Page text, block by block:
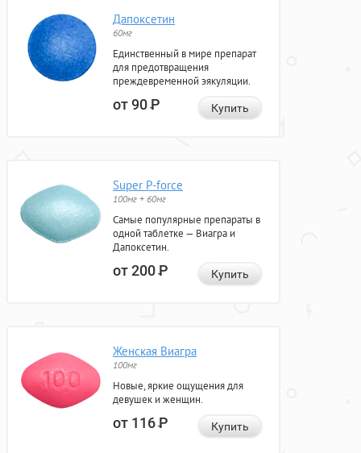
Дапоксетин
60мг
Единственный в мире препарат
для предотвращения
преждевременной эякуляции.
от 90Р Купить
Super P-force
100мг + 60мг
Самые популярные препараты в
одной таблетке — Виагра и
Дапоксетин.
от 200Р Купить
Женская Виагра
100мг
Новые, яркие ощущения для
девушек и женщин.
от 116Р Купить